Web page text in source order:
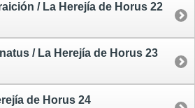
/ La Herejía de Horus 22
/ La Herejía de Horus 23
de Horus 24